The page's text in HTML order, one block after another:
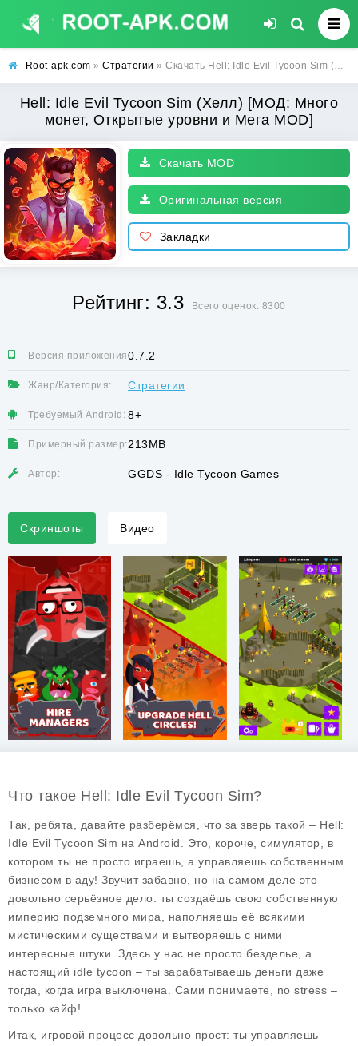
Root-apk.com » Стратегии » Скачать Hell: Idle Evil Tycoon Sim (Хелл) [МОД: Много монет, Открытые уровни и Мега MOD] | Взлом Hell: Idle Evil Tycoon Sim на Андроид
Hell: Idle Evil Tycoon Sim (Хелл) [МОД: Много
монет, Открытые уровни и Мега MOD]
Скачать MOD
Оригинальная версия
Закладки
Рейтинг: 3.3 Всего оценок: 8300
Версия приложения:0.7.2
Жанр/Категория: Стратегии
Требуемый Android: 8+
Примерный размер: 213MB
Автор: GGDS - Idle Tycoon Games
Скриншоты Видео
Что такое Hell: Idle Evil Tycoon Sim?
Так, ребята, давайте разберёмся, что за зверь такой – Hell:
Idle Evil Tycoon Sim на Android. Это, короче, симулятор, в
котором ты не просто играешь, а управляешь собственным
бизнесом в аду! Звучит забавно, но на самом деле это
довольно серьёзное дело: ты создаёшь свою собственную
империю подземного мира, наполняешь её всякими
мистическими существами и вытворяешь с ними
интересные штуки. Здесь у нас не просто безделье, а
настоящий idle tycoon – ты зарабатываешь деньги даже
тогда, когда игра выключена. Сами понимаете, no stress –
только кайф!
Итак, игровой процесс довольно прост: ты управляешь